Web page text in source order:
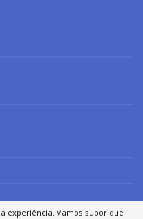
experiência. Vamos supor que